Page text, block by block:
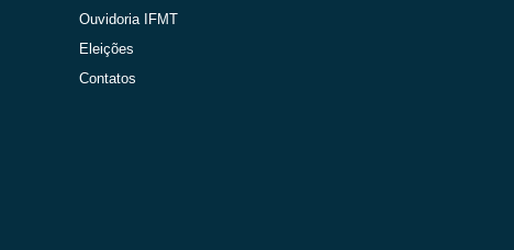
Ouvidoria IFMT
Eleições
Contatos